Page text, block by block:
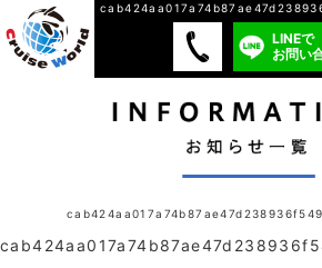
LINEで
お問い